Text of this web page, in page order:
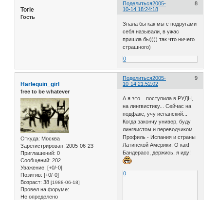
Поделиться 8
2005-
10-14 18:24:18
Torie
Гость
Знала бы как мы с подругами
себя называли, в ужас
пришла бы)))) так что ничего
страшного)
0
Поделиться 9
2005-
10-14 21:52:02
Harlequin_girl
free to be whatever
Откуда: Москва
Зарегистрирован: 2005-06-23
Приглашений: 0
Сообщений: 202
Уважение: [+0/-0]
Позитив: [+0/-0]
Возраст: 38 [1988-06-18]
Провел на форуме:
Не определено
А я это... поступила в РУДН,
на лингвистику... Сейчас на
подфаке, учу испанский...
Когда закончу универ, буду
лингвистом и переводчиком.
Профиль - Испания и страны
Латинской Америки. О как!
Бандерасс, держись, я иду!
0